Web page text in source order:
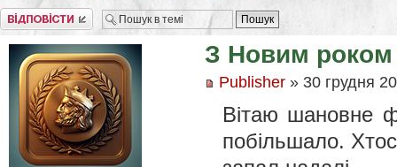
Відповісти
З Новим роком
Publisher» 30 грудня
Вітаю шановне
побільшало.